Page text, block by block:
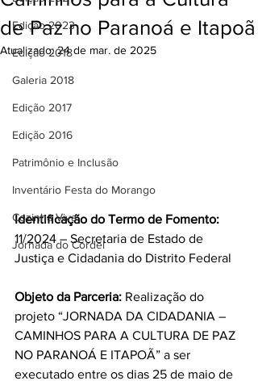
Edição 2023
Edição 2018
Galeria 2018
Edição 2017
Edição 2016
Patrimônio e Inclusão
Inventário Festa do Morango
Cozinha Viva
Jornada do Cordel
de Paz no Paranoá e Itapoã
Atualizado:24 de mar. de 2025
Identificação do Termo de Fomento:
11/2024 – Secretaria de Estado de
Justiça e Cidadania do Distrito Federal
Objeto da Parceria: Realização do
projeto “JORNADA DA CIDADANIA –
CAMINHOS PARA A CULTURA DE PAZ
NO PARANOÁ E ITAPOÃ” a ser
executado entre os dias 25 de maio de